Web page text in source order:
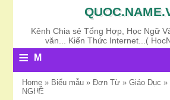
Kênh Chia sẻ Tổng Hợp, Học Ngữ
văn... Kiến Thức Internet...(
≡
M
N
Home » Biểu mẫu »Đơn Từ »Giáo Dục »
NGHỀ